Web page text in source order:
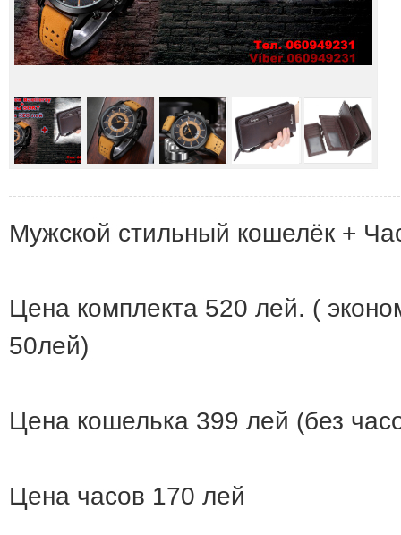
Мужской стильный кошелёк +
Цена комплекта 520 лей. (
50лей)
Цена кошелька 399 лей (без
Цена часов 170 лей